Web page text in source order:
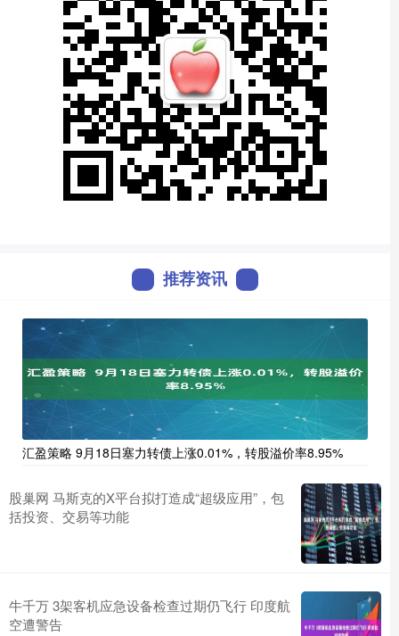
推荐资讯
汇盈策略 9月18日塞力转债上涨0.01%，转股溢价率8.95%
股巢网 马斯克的X平台拟打造成“超级应用”，包
括投资、交易等功能
牛千万 3架客机应急设备检查过期仍飞行 印度航
空遭警告